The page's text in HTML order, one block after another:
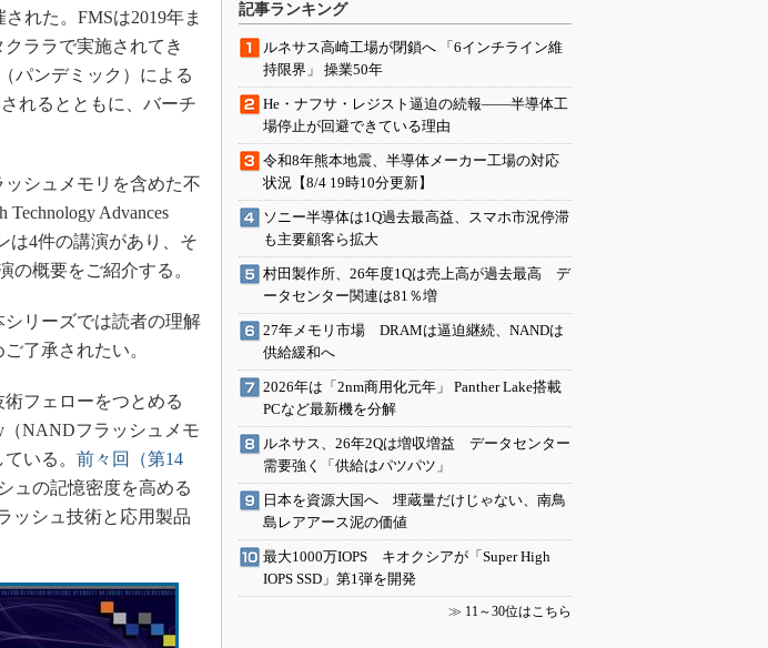
された。FMSは2019年ま
ララで実施されてき
パンデミック）による
れるとともに、バーチ
シュメモリを含めた不
Advances
は4件の講演があり、そ
の概要をご紹介する。
リーズでは読者の理解
了承されたい。
術フェローをつとめる
（NANDフラッシュメモ
いる。 前々回（第14
ュの記憶密度を高める
ッシュ技術と応用製品
記事ランキング
ルネサス高崎工場が閉鎖へ 「6インチライン維
持限界」 操業50年
He・ナフサ・レジスト逼迫の続報――半導体工
場停止が回避できている理由
令和8年熊本地震、半導体メーカー工場の対応
状況【8/4 19時10分更新】
ソニー半導体は1Q過去最高益、スマホ市況停滞
も主要顧客ら拡大
村田製作所、26年度1Qは売上高が過去最高 デ
ータセンター関連は81％増
27年メモリ市場 DRAMは逼迫継続、NANDは
供給緩和へ
2026年は「2nm商用化元年」 Panther Lake搭載
PCなど最新機を分解
ルネサス、26年2Qは増収増益 データセンター
需要強く「供給はパツパツ」
日本を資源大国へ 埋蔵量だけじゃない、南鳥
島レアアース泥の価値
最大1000万IOPS キオクシアが「Super High
IOPS SSD」第1弾を開発
≫ 11～30位はこちら